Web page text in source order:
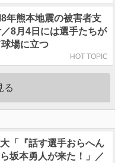
8年熊本地震の被害者支
8月4日には選手たちが
場に立つ
HOT TOPIC
る
「『話す選手おらへん
坂本勇人が来た！」／